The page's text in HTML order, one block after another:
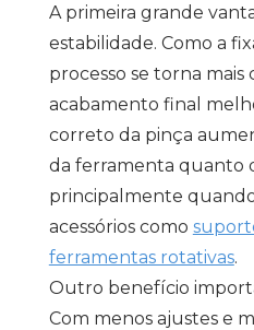
A primeira grande
estabilidade. Como a
processo se torna mais
acabamento final
correto da pinça
da ferramenta quanto
principalmente quando
acessórios como
ferramentas rotativas.
Outro benefício
Com menos ajustes e